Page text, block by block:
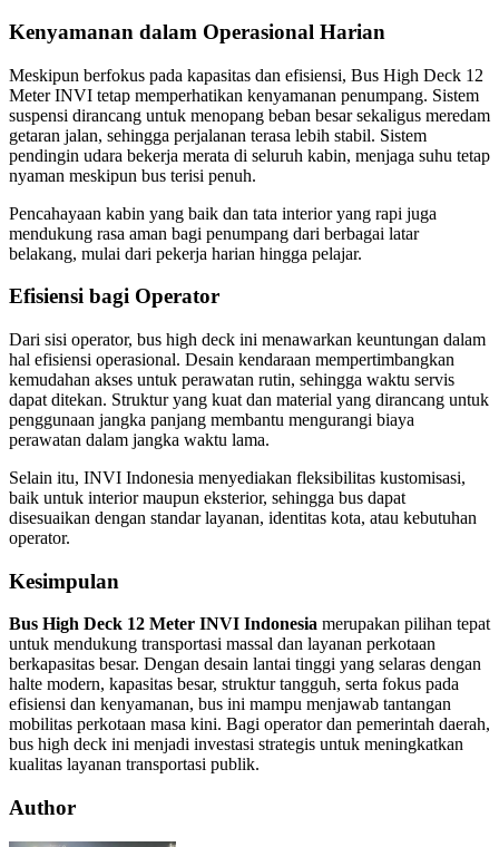
Kenyamanan dalam Operasional Harian
Meskipun berfokus pada kapasitas dan efisiensi, Bus High Deck 12
Meter INVI tetap memperhatikan kenyamanan penumpang. Sistem
suspensi dirancang untuk menopang beban besar sekaligus meredam
getaran jalan, sehingga perjalanan terasa lebih stabil. Sistem
pendingin udara bekerja merata di seluruh kabin, menjaga suhu tetap
nyaman meskipun bus terisi penuh.
Pencahayaan kabin yang baik dan tata interior yang rapi juga
mendukung rasa aman bagi penumpang dari berbagai latar
belakang, mulai dari pekerja harian hingga pelajar.
Efisiensi bagi Operator
Dari sisi operator, bus high deck ini menawarkan keuntungan dalam
hal efisiensi operasional. Desain kendaraan mempertimbangkan
kemudahan akses untuk perawatan rutin, sehingga waktu servis
dapat ditekan. Struktur yang kuat dan material yang dirancang untuk
penggunaan jangka panjang membantu mengurangi biaya
perawatan dalam jangka waktu lama.
Selain itu, INVI Indonesia menyediakan fleksibilitas kustomisasi,
baik untuk interior maupun eksterior, sehingga bus dapat
disesuaikan dengan standar layanan, identitas kota, atau kebutuhan
operator.
Kesimpulan
Bus High Deck 12 Meter INVI Indonesia merupakan pilihan tepat
untuk mendukung transportasi massal dan layanan perkotaan
berkapasitas besar. Dengan desain lantai tinggi yang selaras dengan
halte modern, kapasitas besar, struktur tangguh, serta fokus pada
efisiensi dan kenyamanan, bus ini mampu menjawab tantangan
mobilitas perkotaan masa kini. Bagi operator dan pemerintah daerah,
bus high deck ini menjadi investasi strategis untuk meningkatkan
kualitas layanan transportasi publik.
Author